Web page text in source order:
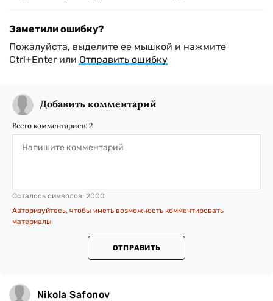
Заметили ошибку?
Пожалуйста, выделите ее мышкой и нажмите
Ctrl+Enter или Отправить ошибку
Добавить комментарий
Всего комментариев: 2
Осталось символов: 2000
Авторизуйтесь, чтобы иметь возможность комментировать
материалы
ОТПРАВИТЬ
Nikola Safonov